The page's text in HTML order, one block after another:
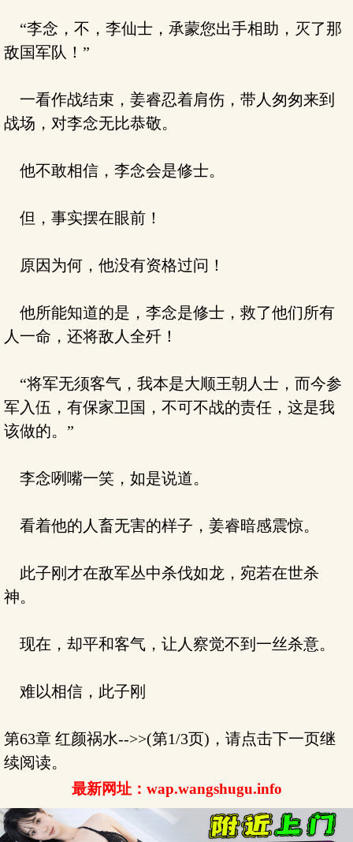
“李念，不，李仙士，承蒙您出手相助，灭了那
敌国军队！”
一看作战结束，姜睿忍着肩伤，带人匆匆来到
战场，对李念无比恭敬。
他不敢相信，李念会是修士。
但，事实摆在眼前！
原因为何，他没有资格过问！
他所能知道的是，李念是修士，救了他们所有
人一命，还将敌人全歼！
“将军无须客气，我本是大顺王朝人士，而今参
军入伍，有保家卫国，不可不战的责任，这是我
该做的。”
李念咧嘴一笑，如是说道。
看着他的人畜无害的样子，姜睿暗感震惊。
此子刚才在敌军丛中杀伐如龙，宛若在世杀
神。
现在，却平和客气，让人察觉不到一丝杀意。
难以相信，此子刚
第63章 红颜祸水-->>(第1/3页)，请点击下一页继
续阅读。
最新网址：wap.wangshugu.info